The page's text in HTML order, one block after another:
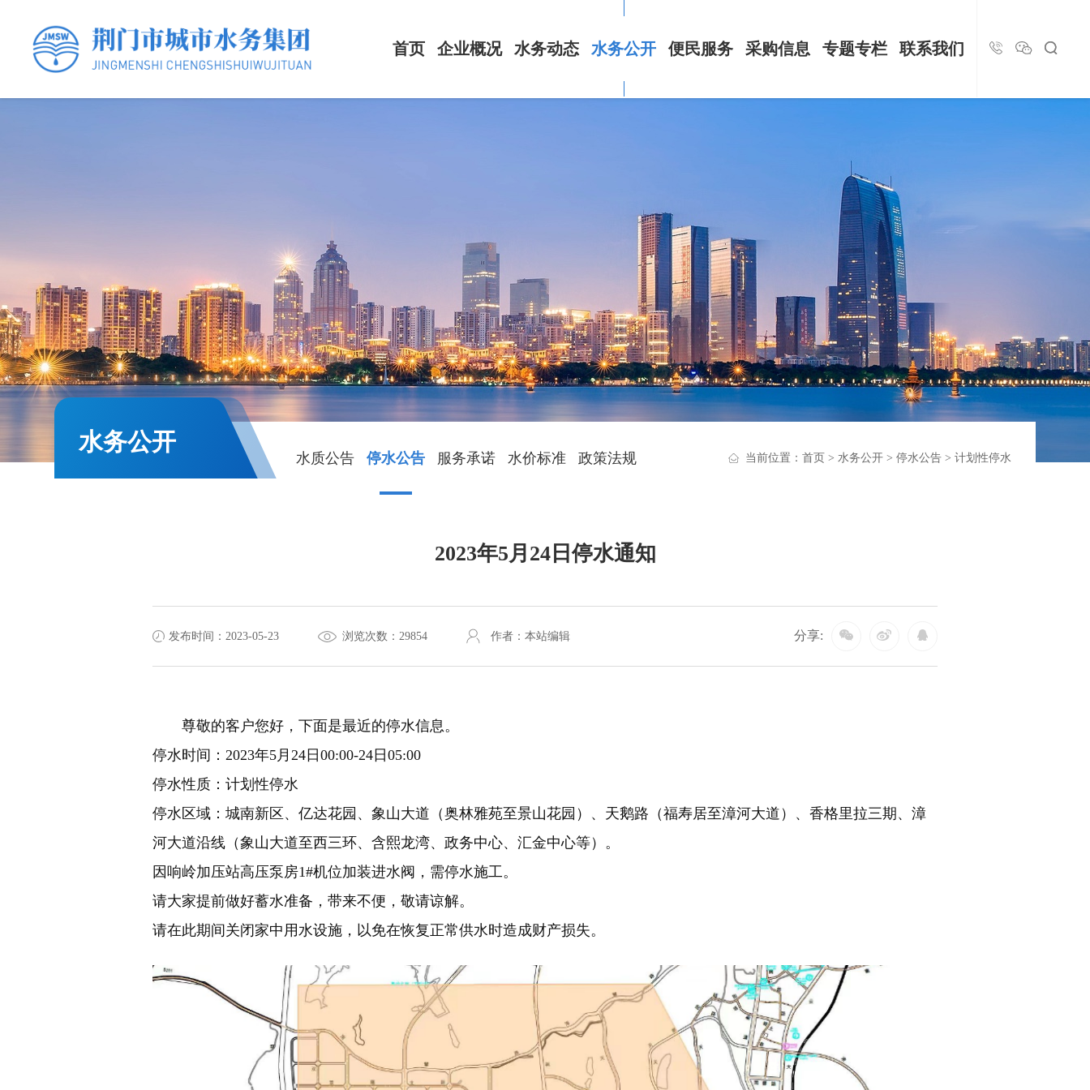
首页 企业概况 水务动态 水务公开 便民服务 采购信息 专题专栏 联系我们
水务公开
水质公告 停水公告 服务承诺 水价标准 政策法规 当前位置： 首页 > 水务公开> 停水公告> 计划性停水
2023年5月24日停水通知
发布时间：2023-05-23 浏览次数：29854 作者：本站编辑 分享:
尊敬的客户您好，下面是最近的停水信息。
停水时间：2023年5月24日00:00-24日05:00
停水性质：计划性停水
停水区域：城南新区、亿达花园、象山大道（奥林雅苑至景山花园）、天鹅路（福寿居至漳河大道）、香格里拉三期、漳
河大道沿线（象山大道至西三环、含熙龙湾、政务中心、汇金中心等）。
因响岭加压站高压泵房1#机位加装进水阀，需停水施工。
请大家提前做好蓄水准备，带来不便，敬请谅解。
请在此期间关闭家中用水设施，以免在恢复正常供水时造成财产损失。